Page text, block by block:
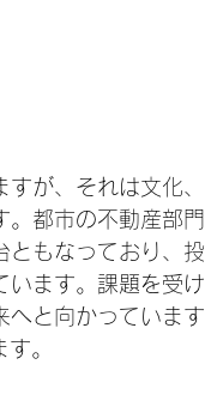
が、それは文化
都市の不動産部
もなっており、
ます。課題を受
と向かっていま
。